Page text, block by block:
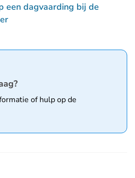
een dagvaarding bij de
of hulp op de